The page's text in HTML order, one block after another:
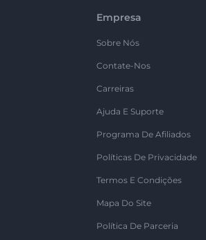
Empresa
Sobre Nós
Contate-Nos
Carreiras
Ajuda E Suporte
Programa De Afiliados
Políticas De Privacidade
Termos E Condições
Mapa Do Site
Política De Parceria